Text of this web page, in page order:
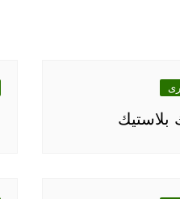
بلاستيك